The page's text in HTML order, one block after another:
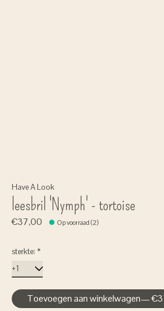
Have A Look
leesbril 'Nymph' - tortoise
€37,00 Op voorraad (2)
sterkte: *
Toevoegen aan winkelwagen —